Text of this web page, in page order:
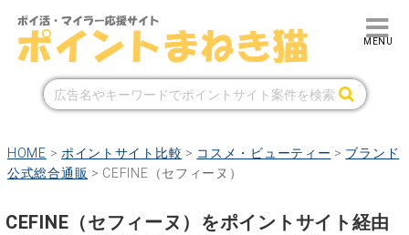
HOME > ポイントサイト比較 > コスメ・ビューティー > ブランド
公式総合通販 > CEFINE（セフィーヌ）
CEFINE（セフィーヌ）をポイントサイト経由